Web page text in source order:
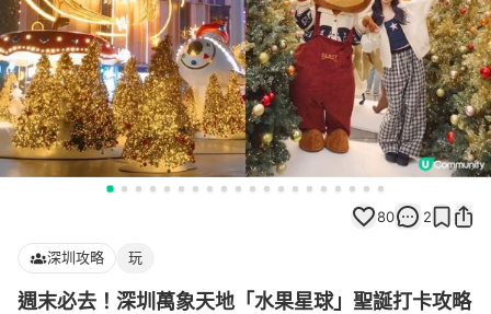
80 2
深圳攻略 玩
週末必去！深圳萬象天地「水果星球」聖誕打卡攻略